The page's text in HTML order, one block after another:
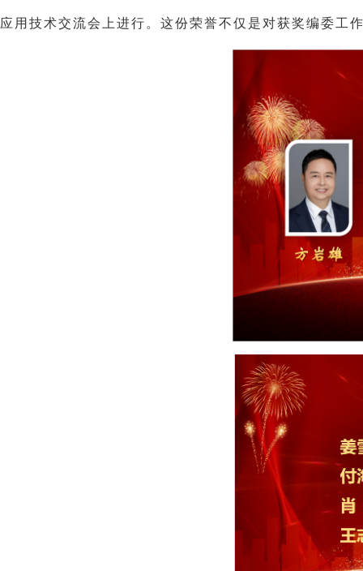
应用技术交流会上进行。这份荣誉不仅是对获奖编委工